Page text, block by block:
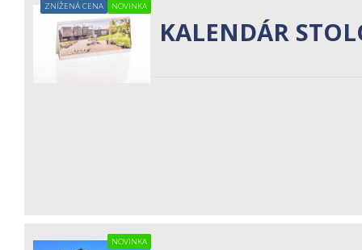
NOVINKA
ZNÍŽENÁ CENA
KALENDÁR
NOVINKA